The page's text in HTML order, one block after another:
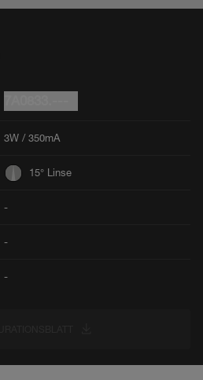
3W / 350mA
15° Linse
-
-
-